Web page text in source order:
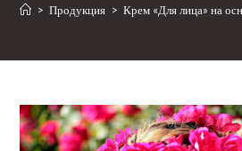
> Продукция > Крем «Для лица» на